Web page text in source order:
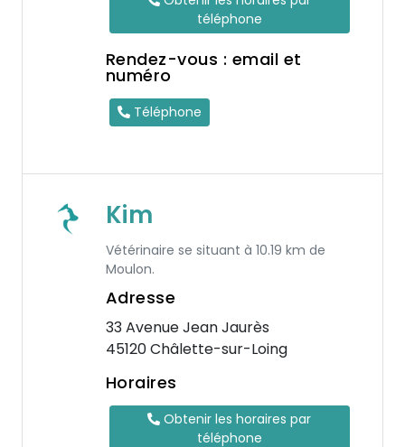
téléphone
Rendez-vous : email et
numéro
Téléphone
Kim
Vétérinaire se situant à 10.19 km de
Moulon.
Adresse
33 Avenue Jean Jaurès
45120 Châlette-sur-Loing
Horaires
Obtenir les horaires par
téléphone